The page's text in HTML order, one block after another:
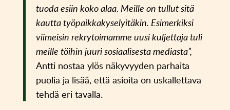
tuoda esiin koko alaa. Meille on tullut sitä
kautta työpaikkakyselyitäkin. Esimerkiksi
viimeisin rekrytoimamme uusi kuljettaja tuli
meille töihin juuri sosiaalisesta mediasta”,
Antti nostaa ylös näkyvyyden parhaita
puolia ja lisää, että asioita on uskallettava
tehdä eri tavalla.